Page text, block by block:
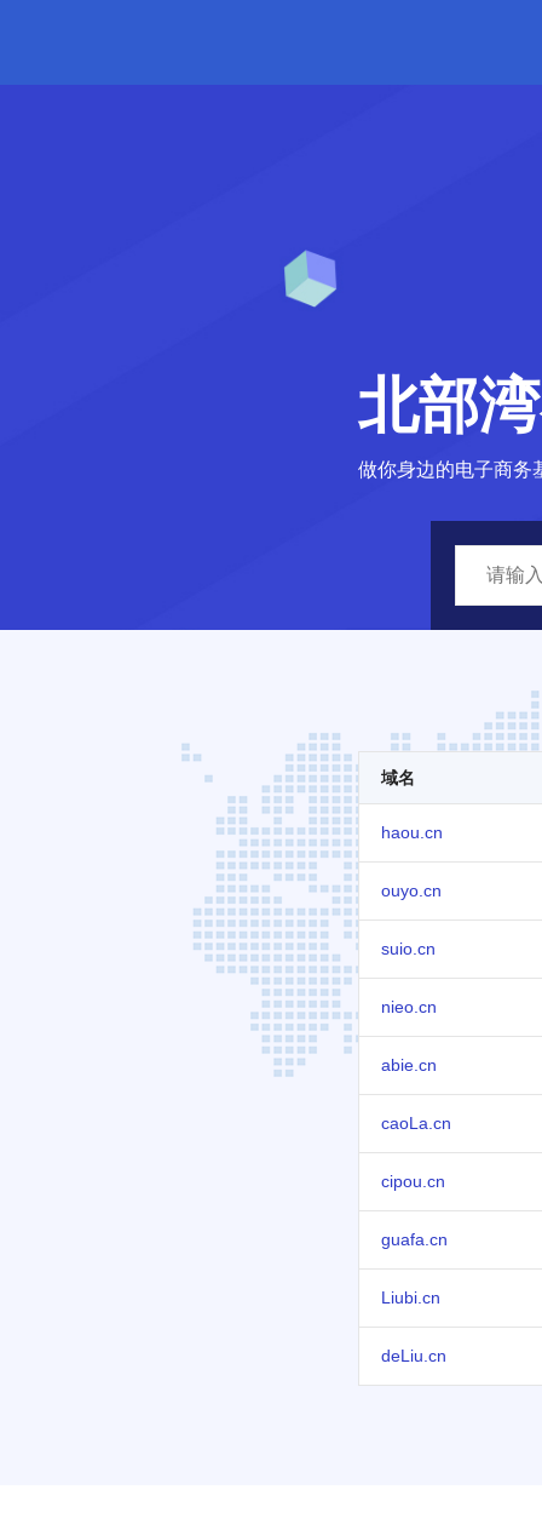
北部
做你身边的电子商务
域名
haou.cn
ouyo.cn
suio.cn
nieo.cn
abie.cn
caoLa.cn
cipou.cn
guafa.cn
Liubi.cn
deLiu.cn